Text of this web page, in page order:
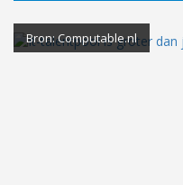
Bron: Computable.nl